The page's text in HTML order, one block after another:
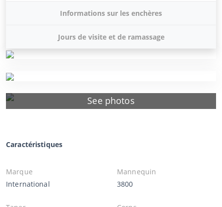
See photos
Informations sur les enchères
Jours de visite et de ramassage
Caractéristiques
Marque
International
Mannequin
3800